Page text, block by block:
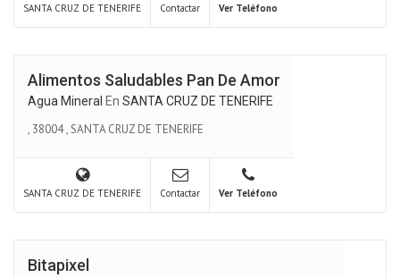
SANTA CRUZ DE TENERIFE Contactar Ver Teléfono
Alimentos Saludables Pan De Amor
Agua Mineral En SANTA CRUZ DE TENERIFE
, 38004,SANTA CRUZ DE TENERIFE
SANTA CRUZ DE TENERIFE Contactar Ver Teléfono
Bitapixel